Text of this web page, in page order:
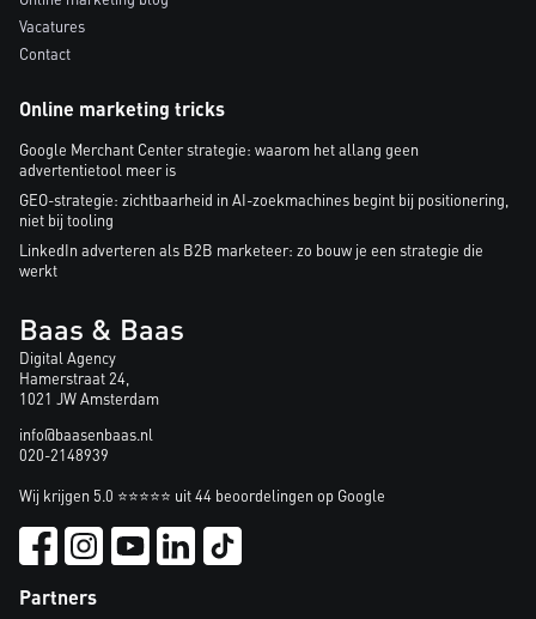
Vacatures
Contact
Online marketing tricks
Google Merchant Center strategie: waarom het allang geen
advertentietool meer is
GEO-strategie: zichtbaarheid in AI-zoekmachines begint bij positionering,
niet bij tooling
LinkedIn adverteren als B2B marketeer: zo bouw je een strategie die
werkt
Baas & Baas
Digital Agency
Hamerstraat 24,
1021 JW Amsterdam
info@baasenbaas.nl
020-2148939
Wij krijgen 5.0 ⭐⭐⭐⭐⭐ uit 44 beoordelingen op Google
Partners